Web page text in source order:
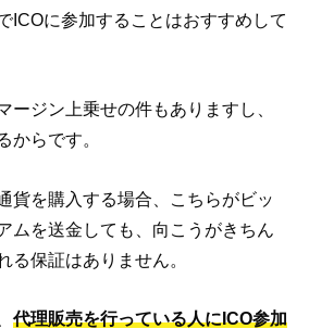
ICOに参加することはおすすめして
ージン上乗せの件もありますし、
からです。
貨を購入する場合、こちらがビッ
ムを送金しても、向こうがきちん
る保証はありません。
代理販売を行っている人にICO参加